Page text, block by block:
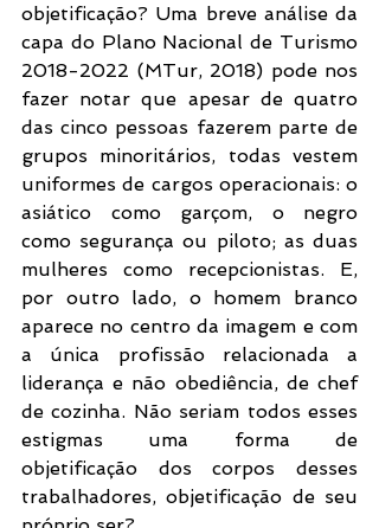
objetificação? Uma breve análise da
capa do Plano Nacional de Turismo
2018-2022 (MTur, 2018) pode nos
fazer notar que apesar de quatro
das cinco pessoas fazerem parte de
grupos minoritários, todas vestem
uniformes de cargos operacionais: o
asiático como garçom, o negro
como segurança ou piloto; as duas
mulheres como recepcionistas. E,
por outro lado, o homem branco
aparece no centro da imagem e com
a única profissão relacionada a
liderança e não obediência, de chef
de cozinha. Não seriam todos esses
estigmas uma forma de
objetificação dos corpos desses
trabalhadores, objetificação de seu